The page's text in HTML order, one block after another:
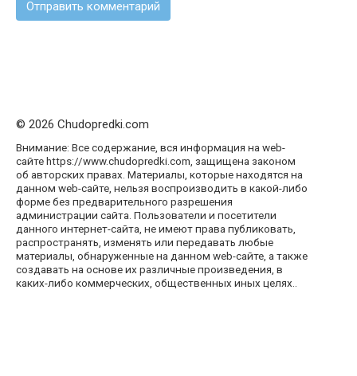
© 2026 Chudopredki.com
Внимание: Все содержание, вся информация на web-
сайте https://www.chudopredki.com, защищена законом
об авторских правах. Материалы, которые находятся на
данном web-сайте, нельзя воспроизводить в какой-либо
форме без предварительного разрешения
администрации сайта. Пользователи и посетители
данного интернет-сайта, не имеют права публиковать,
распространять, изменять или передавать любые
материалы, обнаруженные на данном web-сайте, а также
создавать на основе их различные произведения, в
каких-либо коммерческих, общественных иных целях..